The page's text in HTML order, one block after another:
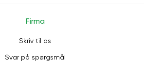
Firma
Skriv til os
Svar på spørgsmål